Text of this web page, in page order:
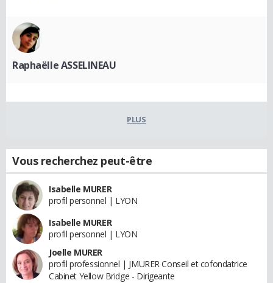
Raphaëlle ASSELINEAU
PLUS
Vous recherchez peut-être
Isabelle MURER
profil personnel | LYON
Isabelle MURER
profil personnel | LYON
Joelle MURER
profil professionnel | JMURER Conseil et cofondatrice
Cabinet Yellow Bridge - Dirigeante